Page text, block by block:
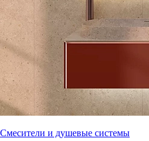
Смесители и душевые системы